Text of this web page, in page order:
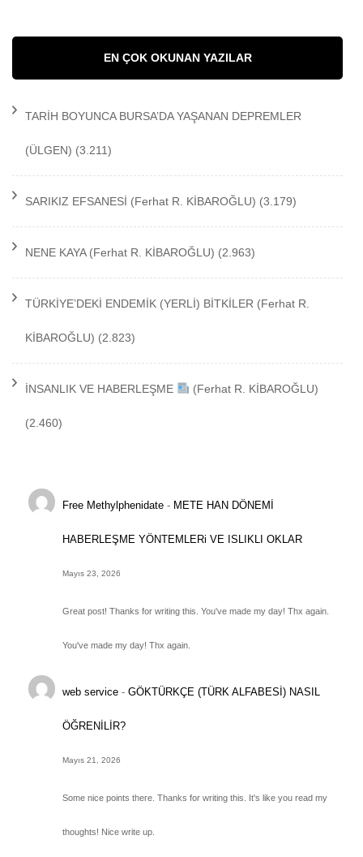
EN ÇOK OKUNAN YAZILAR
TARİH BOYUNCA BURSA’DA YAŞANAN DEPREMLER
(ÜLGEN) (3.211)
SARIKIZ EFSANESİ (Ferhat R. KİBAROĞLU) (3.179)
NENE KAYA (Ferhat R. KİBAROĞLU) (2.963)
TÜRKİYE’DEKİ ENDEMİK (YERLİ) BİTKİLER (Ferhat R.
KİBAROĞLU) (2.823)
İNSANLIK VE HABERLEŞME (Ferhat R. KİBAROĞLU)
(2.460)
Free Methylphenidate - METE HAN DÖNEMİ
HABERLEŞME YÖNTEMLERi VE ISLIKLI OKLAR
Mayıs 23, 2026
Great post! Thanks for writing this. You've made my day! Thx again.
You've made my day! Thx again.
web service -GÖKTÜRKÇE (TÜRK ALFABESİ) NASIL
ÖĞRENİLİR?
Mayıs 21, 2026
Some nice points there. Thanks for writing this. It's like you read my
thoughts! Nice write up.